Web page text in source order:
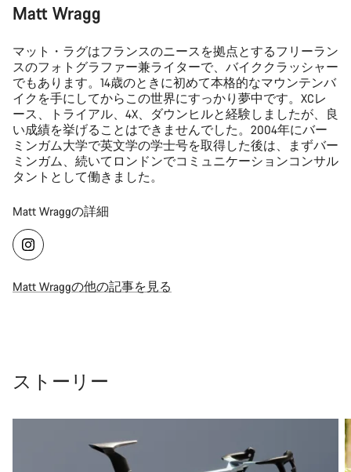
Matt Wragg
マット・ラグはフランスのニースを拠点とするフリーラン
スのフォトグラファー兼ライターで、バイククラッシャー
でもあります。14歳のときに初めて本格的なマウンテンバ
イクを手にしてからこの世界にすっかり夢中です。XCレ
ース、トライアル、4X、ダウンヒルと経験しましたが、良
い成績を挙げることはできませんでした。2004年にバー
ミンガム大学で英文学の学士号を取得した後は、まずバー
ミンガム、続いてロンドンでコミュニケーションコンサル
タントとして働きました。
Matt Wraggの詳細
Matt Wraggの他の記事を見る
ストーリー